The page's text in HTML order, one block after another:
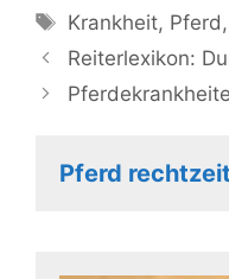
Schlagwörter
Krankheit, Pferd
Reiterlexikon:
Pferd